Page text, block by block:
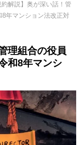
約解説】奥が深い話！管
年マンション法改正対
理組合の役員
和8年マンシ